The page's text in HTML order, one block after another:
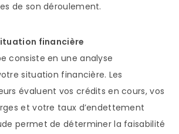
de son déroulement.
financière
consiste en une analyse
situation financière. Les
évaluent vos crédits en cours, vos
et votre taux d’endettement
permet de déterminer la faisabilité